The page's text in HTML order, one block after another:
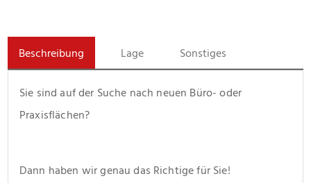
Beschreibung Lage Sonstiges
Sie sind auf der Suche nach neuen Büro- oder
Praxisflächen?
Dann haben wir genau das Richtige für Sie!